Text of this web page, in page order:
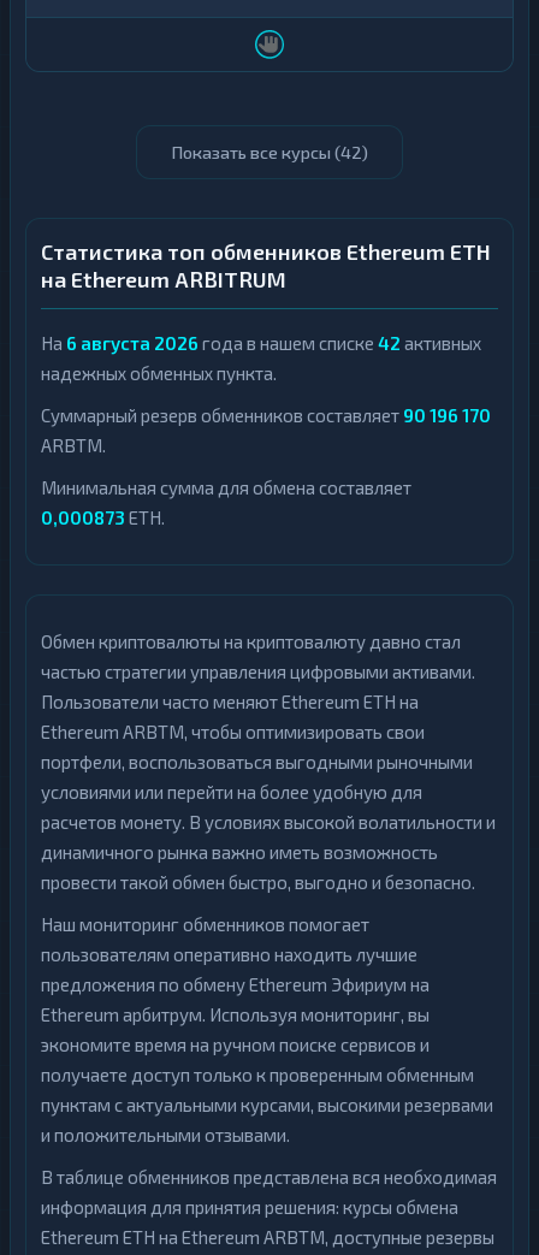
Показать все курсы (42)
Статистика топ обменников Ethereum ETH
на Ethereum ARBITRUM
На 6 августа 2026 года в нашем списке 42 активных
надежных обменных пункта.
Суммарный резерв обменников составляет 90 196 170
ARBTM.
Минимальная сумма для обмена составляет
0,000873 ETH.
Обмен криптовалюты на криптовалюту давно стал
частью стратегии управления цифровыми активами.
Пользователи часто меняют Ethereum ETH на
Ethereum ARBTM, чтобы оптимизировать свои
портфели, воспользоваться выгодными рыночными
условиями или перейти на более удобную для
расчетов монету. В условиях высокой волатильности и
динамичного рынка важно иметь возможность
провести такой обмен быстро, выгодно и безопасно.
Наш мониторинг обменников помогает
пользователям оперативно находить лучшие
предложения по обмену Ethereum Эфириум на
Ethereum арбитрум. Используя мониторинг, вы
экономите время на ручном поиске сервисов и
получаете доступ только к проверенным обменным
пунктам с актуальными курсами, высокими резервами
и положительными отзывами.
В таблице обменников представлена вся необходимая
информация для принятия решения: курсы обмена
Ethereum ETH на Ethereum ARBTM, доступные резервы